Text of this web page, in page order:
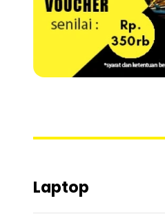
Laptop